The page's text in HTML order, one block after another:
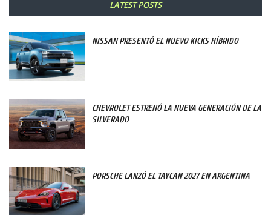
LATEST POSTS
NISSAN PRESENTÓ EL NUEVO KICKS HÍBRIDO
CHEVROLET ESTRENÓ LA NUEVA GENERACIÓN DE LA
SILVERADO
PORSCHE LANZÓ EL TAYCAN 2027 EN ARGENTINA